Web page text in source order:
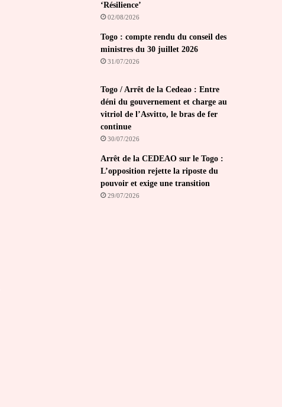
‘Résilience’
02/08/2026
Togo : compte rendu du conseil des
ministres du 30 juillet 2026
31/07/2026
Togo / Arrêt de la Cedeao : Entre
déni du gouvernement et charge au
vitriol de l’Asvitto, le bras de fer
continue
30/07/2026
Arrêt de la CEDEAO sur le Togo :
L’opposition rejette la riposte du
pouvoir et exige une transition
29/07/2026